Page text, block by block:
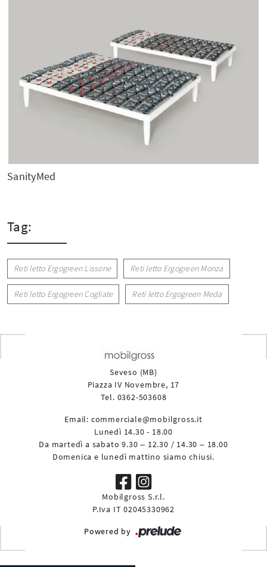
SanityMed
Tag:
Reti letto Ergogreen Lissone Reti letto Ergogreen Monza
Reti letto Ergogreen Cogliate Reti letto Ergogreen Meda
Seveso (MB)
Piazza IV Novembre, 17
Tel. 0362-503608
Email: commerciale@mobilgross.it
Lunedì 14.30 - 18.00
Da martedì a sabato 9.30 – 12.30 / 14.30 – 18.00
Domenica e lunedì mattino siamo chiusi.
Mobilgross S.r.l.
P.Iva IT 02045330962
Powered by